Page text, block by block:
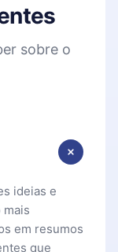
sobre o
ideias e
em resumos
que